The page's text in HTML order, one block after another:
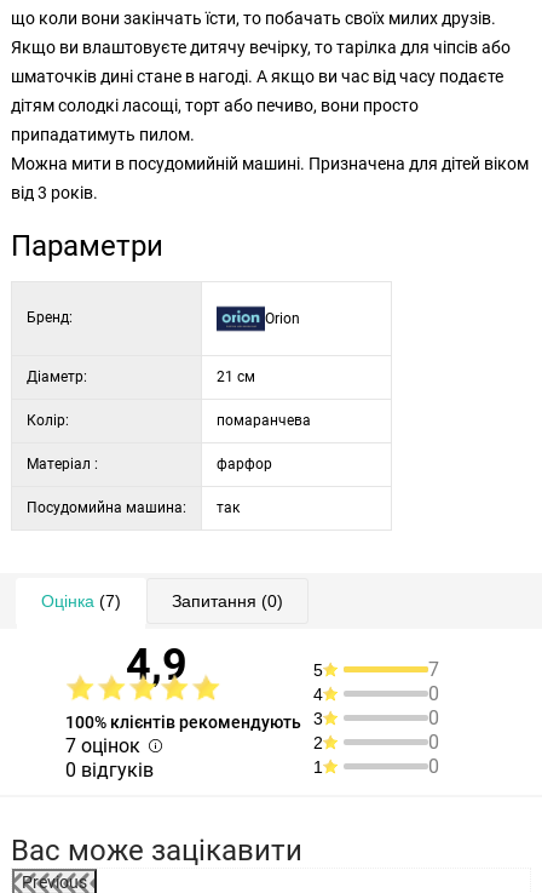
що коли вони закінчать їсти, то побачать своїх милих друзів.
Якщо ви влаштовуєте дитячу вечірку, то тарілка для чіпсів або
шматочків дині стане в нагоді. А якщо ви час від часу подаєте
дітям солодкі ласощі, торт або печиво, вони просто
припадатимуть пилом.
Можна мити в посудомийній машині. Призначена для дітей віком
від 3 років.
Параметри
Бренд: Orion
Діаметр: 21 см
Колір: помаранчева
Матеріал : фарфор
Посудомийна машина: так
Оцінка (7) Запитання (0)
4,9
100% клієнтів рекомендують
7 оцінок
0 відгуків
5 7
4 0
3 0
2 0
1 0
Вас може зацікавити
Previous